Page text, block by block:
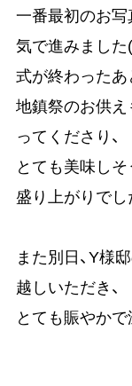
一番最初のお写
気で進みました
式が終わったあ
地鎮祭のお供
ってくださり、
とても美味しそ
盛り上がりでし
また別日、Y様
越しいただき、
とても賑やか